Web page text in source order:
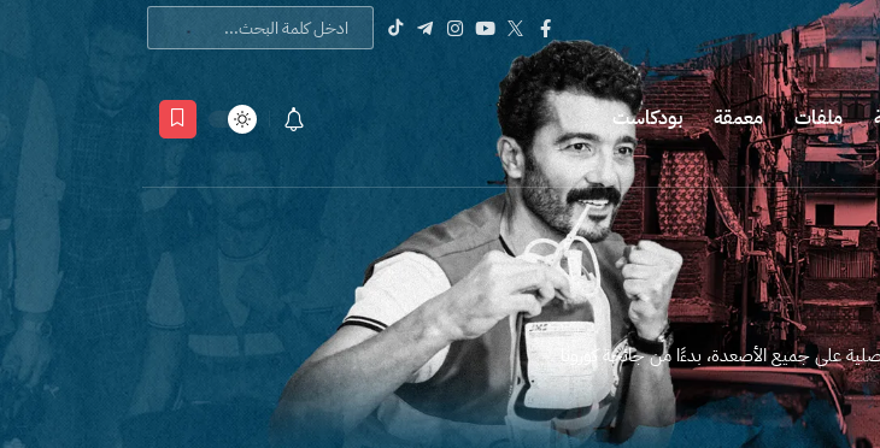
ملفات معمقة بودكاست
مفصلية على جميع الأصعدة، بدءًا من جائحة كورونا